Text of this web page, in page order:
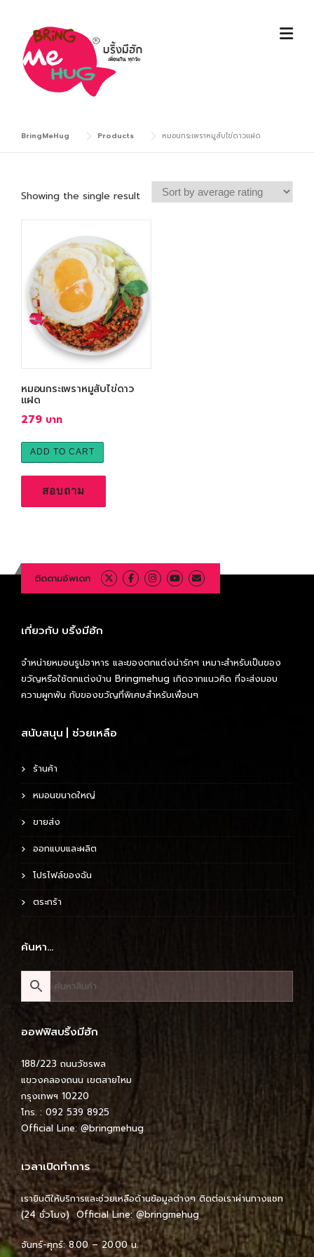
content
BringMeHug Products หมอนกระเพราหมูสับไข่ดาวแฝด
Showing the single result
หมอนกระเพราหมูสับไข่ดาว
แฝด
279
ADD TO CART
สอบถาม
ติดตามอัพเดท
เกี่ยวกับ บริ้งมีฮัก
จำหน่ายหมอนรูปอาหาร และของตกแต่งน่ารักๆ เหมาะสำหรับเป็นของ
ขวัญหรือใช้ตกแต่งบ้าน Bringmehug เกิดจากแนวคิด ที่จะส่งมอบ
ความผูกพัน กับของขวัญที่พิเศษสำหรับเพื่อนๆ
สนับสนุน | ช่วยเหลือ
ร้านค้า
หมอนขนาดใหญ่
ขายส่ง
ออกแบบและผลิต
โปรไฟล์ของฉัน
ตระกร้า
ค้นหา…
ออฟฟิสบริ้งมีฮัก
188/223 ถนนวัชรพล
แขวงคลองถนน เขตสายไหม
กรุงเทพฯ 10220
โทร. : 092 539 8925
Official Line: @bringmehug
เวลาเปิดทำการ
เรายินดีให้บริการและช่วยเหลือด้านข้อมูลต่างๆ ติดต่อเราผ่านทางแชท
(24 ชั่วโมง) Official Line:@bringmehug
จันทร์-ศุกร์: 8.00 – 20.00 น.